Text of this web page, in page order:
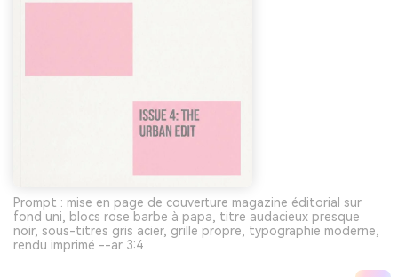
Prompt : mise en page de couverture magazine éditorial sur
fond uni, blocs rose barbe à papa, titre audacieux presque
noir, sous-titres gris acier, grille propre, typographie moderne,
rendu imprimé --ar 3:4